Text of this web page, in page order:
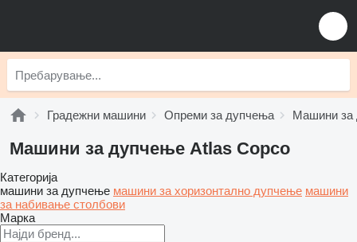
Градежни машини Опреми за дупчења Машини за
Машини за дупчење Atlas Copco
Категорија
машини за дупчење машини за хоризонтално дупчење машини
за набивање столбови
Марка